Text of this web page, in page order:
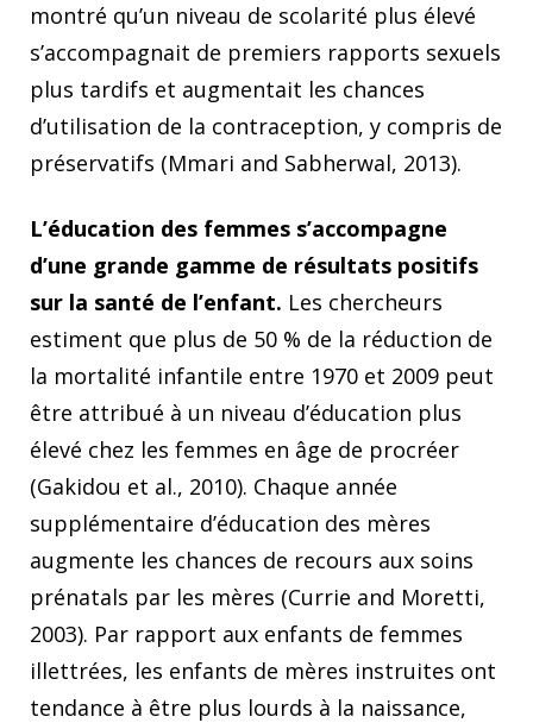
montré qu’un niveau de scolarité plus élevé
s’accompagnait de premiers rapports sexuels
plus tardifs et augmentait les chances
d’utilisation de la contraception, y compris de
préservatifs (Mmari and Sabherwal, 2013).
L’éducation des femmes s’accompagne
d’une grande gamme de résultats positifs
sur la santé de l’enfant. Les chercheurs
estiment que plus de 50 % de la réduction de
la mortalité infantile entre 1970 et 2009 peut
être attribué à un niveau d’éducation plus
élevé chez les femmes en âge de procréer
(Gakidou et al., 2010). Chaque année
supplémentaire d’éducation des mères
augmente les chances de recours aux soins
prénatals par les mères (Currie and Moretti,
2003). Par rapport aux enfants de femmes
illettrées, les enfants de mères instruites ont
tendance à être plus lourds à la naissance,